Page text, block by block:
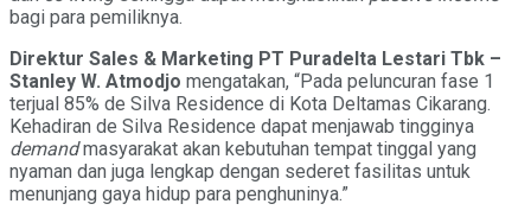
bagi para pemiliknya.
Direktur Sales & Marketing PT Puradelta Lestari Tbk –
Stanley W. Atmodjo mengatakan, “Pada peluncuran fase 1
terjual 85% de Silva Residence di Kota Deltamas Cikarang.
Kehadiran de Silva Residence dapat menjawab tingginya
demandmasyarakat akan kebutuhan tempat tinggal yang
nyaman dan juga lengkap dengan sederet fasilitas untuk
menunjang gaya hidup para penghuninya.”